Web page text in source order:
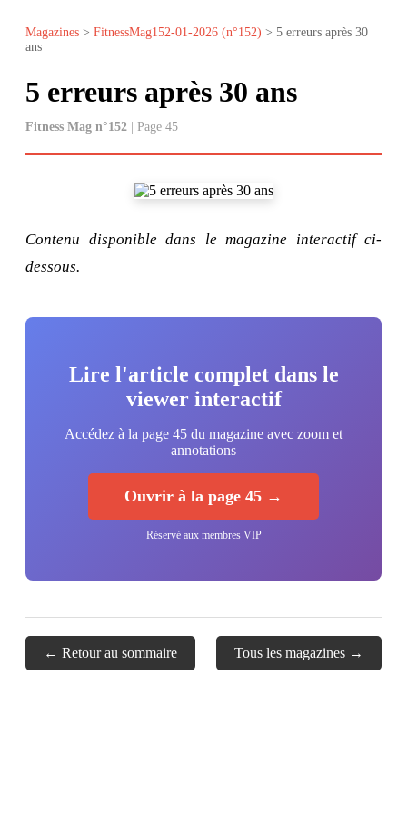
Magazines > FitnessMag152-01-2026 (n°152) > 5 erreurs après 30
ans
5 erreurs après 30 ans
Fitness Mag n°152 | Page 45
Contenu disponible dans le magazine interactif ci-
dessous.
Lire l'article complet dans le
viewer interactif
Accédez à la page 45 du magazine avec zoom et
annotations
Ouvrir à la page 45 →
Réservé aux membres VIP
← Retour au sommaire Tous les magazines →